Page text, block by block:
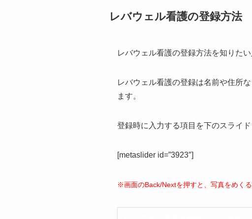
レバウェル看護の登録方法
レバウェル看護の登録方法を知りた
レバウェル看護の登録は名前や住所
ます。
登録時に入力する項目を下のスライ
[metaslider id=”3923″]
※画面のBack/Nextを押すと、写真をめくる